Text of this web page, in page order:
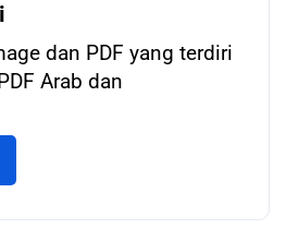
dan PDF yang terdiri
Arab dan